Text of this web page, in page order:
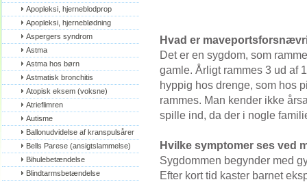
Apopleksi, hjerneblodprop
Apopleksi, hjerneblødning
Aspergers syndrom
Astma
Astma hos børn
Astmatisk bronchitis
Atopisk eksem (voksne)
Atrieflimren
Autisme
Ballonudvidelse af kranspulsårer
Bells Parese (ansigtslammelse)
Bihulebetændelse
Blindtarmsbetændelse
Hvad er
Det er en sygdom, som
gamle. Årligt rammes 3 ud af
hyppig hos drenge, som hos
rammes. Man kender ikke
spille ind, da der i nogle
Hvilke symptomer ses ved
Sygdommen begynder med
Efter kort tid kaster barnet